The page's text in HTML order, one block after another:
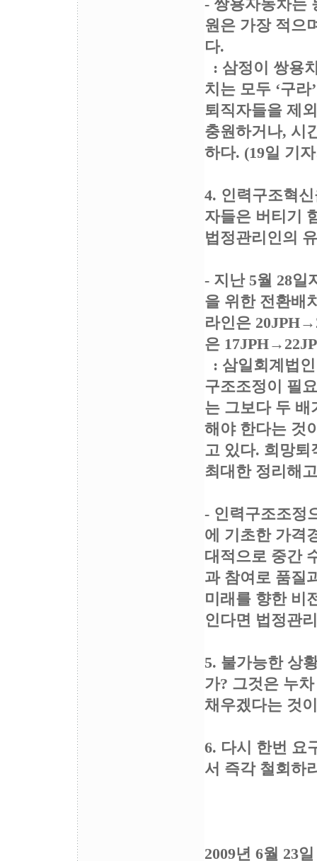
- 쌍용자동차는
원은 가장 적으
다.
: 삼정이 쌍용
치는 모두 ‘구
퇴직자들을 제
충원하거나, 시
하다. (19일 기
4. 인력구조혁
자들은 버티기
법정관리인의
- 지난 5월 28일
을 위한 전환배
라인은
은
: 삼일회계법
구조조정이 필
는 그보다 두 배
해야 한다는 것
고 있다. 희망퇴
최대한 정리해
- 인력구조조정
에 기초한 가격
대적으로 중간
과 참여로 품질
미래를 향한 비
인다면 법정관
5. 불가능한 상
가? 그것은 누
채우겠다는 것
6. 다시 한번 요
서 즉각 철회하
2009년 6월 23일